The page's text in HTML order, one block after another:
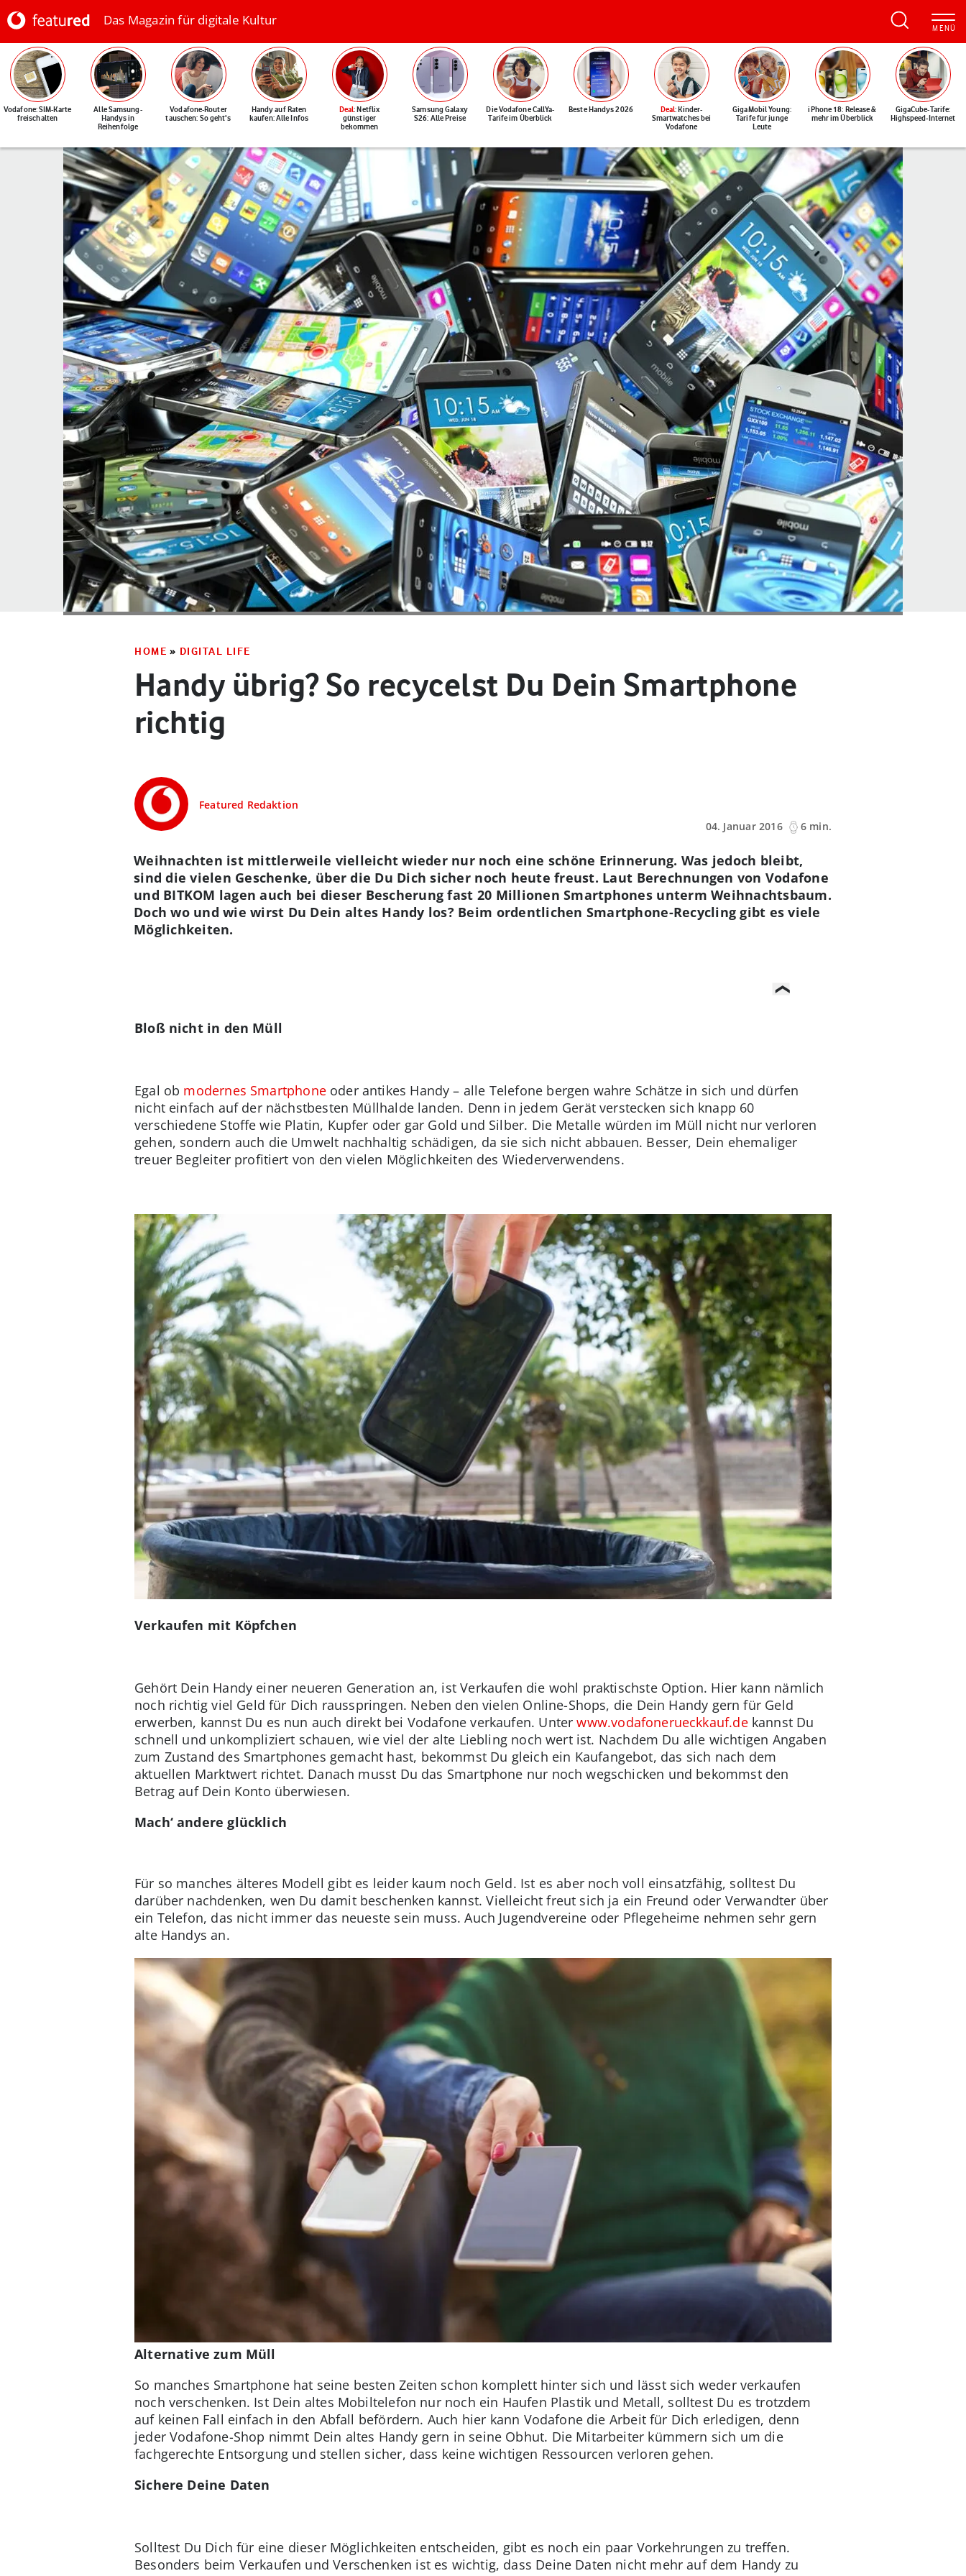
Das Magazin für digitale Kultur
Vodafone: SIM-Karte
freischalten
Alle Samsung-
Handys in
Reihenfolge
Vodafone-Router
tauschen: So geht's
Handy auf Raten
kaufen: Alle Infos
Deal: Netflix
günstiger
bekommen
Samsung Galaxy
S26: Alle Preise
Die Vodafone CallYa-
Tarife im Überblick
Beste Handys 2026 Deal: Kinder-
Smartwatches bei
Vodafone
GigaMobil Young:
Tarife für junge
Leute
iPhone 18: Release &
mehr im Überblick
GigaCube-Tarife:
Highspeed-Internet
HOME » DIGITAL LIFE
Handy übrig? So recycelst Du Dein Smartphone
richtig
Featured Redaktion
04. Januar 2016
6 min.
Weihnachten ist mittlerweile vielleicht wieder nur noch eine schöne Erinnerung. Was jedoch bleibt,
sind die vielen Geschenke, über die Du Dich sicher noch heute freust. Laut Berechnungen von Vodafone
und BITKOM lagen auch bei dieser Bescherung fast 20 Millionen Smartphones unterm Weihnachtsbaum.
Doch wo und wie wirst Du Dein altes Handy los? Beim ordentlichen Smartphone-Recycling gibt es viele
Möglichkeiten.
Bloß nicht in den Müll
Egal ob modernes Smartphoneoder antikes Handy – alle Telefone bergen wahre Schätze in sich und dürfen
nicht einfach auf der nächstbesten Müllhalde landen. Denn in jedem Gerät verstecken sich knapp 60
verschiedene Stoffe wie Platin, Kupfer oder gar Gold und Silber. Die Metalle würden im Müll nicht nur verloren
gehen, sondern auch die Umwelt nachhaltig schädigen, da sie sich nicht abbauen. Besser, Dein ehemaliger
treuer Begleiter profitiert von den vielen Möglichkeiten des Wiederverwendens.
Verkaufen mit Köpfchen
Gehört Dein Handy einer neueren Generation an, ist Verkaufen die wohl praktischste Option. Hier kann nämlich
noch richtig viel Geld für Dich rausspringen. Neben den vielen Online-Shops, die Dein Handy gern für Geld
erwerben, kannst Du es nun auch direkt bei Vodafone verkaufen. Unterwww.vodafonerueckkauf.dekannst Du
schnell und unkompliziert schauen, wie viel der alte Liebling noch wert ist. Nachdem Du alle wichtigen Angaben
zum Zustand des Smartphones gemacht hast, bekommst Du gleich ein Kaufangebot, das sich nach dem
aktuellen Marktwert richtet. Danach musst Du das Smartphone nur noch wegschicken und bekommst den
Betrag auf Dein Konto überwiesen.
Mach‘ andere glücklich
Für so manches älteres Modell gibt es leider kaum noch Geld. Ist es aber noch voll einsatzfähig, solltest Du
darüber nachdenken, wen Du damit beschenken kannst. Vielleicht freut sich ja ein Freund oder Verwandter über
ein Telefon, das nicht immer das neueste sein muss. Auch Jugendvereine oder Pflegeheime nehmen sehr gern
alte Handys an.
Alternative zum Müll
So manches Smartphone hat seine besten Zeiten schon komplett hinter sich und lässt sich weder verkaufen
noch verschenken. Ist Dein altes Mobiltelefon nur noch ein Haufen Plastik und Metall, solltest Du es trotzdem
auf keinen Fall einfach in den Abfall befördern. Auch hier kann Vodafone die Arbeit für Dich erledigen, denn
jeder Vodafone-Shop nimmt Dein altes Handy gern in seine Obhut. Die Mitarbeiter kümmern sich um die
fachgerechte Entsorgung und stellen sicher, dass keine wichtigen Ressourcen verloren gehen.
Sichere Deine Daten
Solltest Du Dich für eine dieser Möglichkeiten entscheiden, gibt es noch ein paar Vorkehrungen zu treffen.
Besonders beim Verkaufen und Verschenken ist es wichtig, dass Deine Daten nicht mehr auf dem Handy zu